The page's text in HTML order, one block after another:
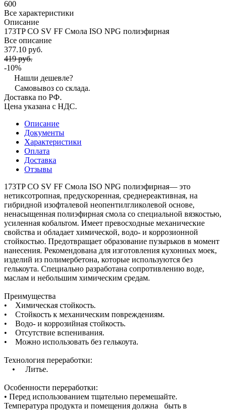
600
Все характеристики
Описание
173TP CO SV FF Смола ISO NPG полиэфирная
Все описание
377.10 руб.
419 руб.
-10%
Нашли дешевле?
Самовывоз со склада.
Доставка по РФ.
Цена указана с НДС.
Описание
Документы
Характеристики
Оплата
Доставка
Отзывы
173TP CO SV FF Смола ISO NPG полиэфирная— это
нетиксотропная, предускоренная, среднереактивная, на
гибридной изофталевой неопентилгликолевой основе,
ненасыщенная полиэфирная смола со специальной вязкостью,
усиленная кобальтом. Имеет превосходные механические
свойства и обладает химической, водо- и коррозионной
стойкостью. Предотвращает образование пузырьков в момент
нанесения. Рекомендована для изготовления кухонных моек,
изделий из полимербетона, которые используются без
гелькоута. Специально разработана сопротивлению воде,
маслам и небольшим химическим средам.
Преимущества
• Химическая стойкость.
• Стойкость к механическим повреждениям.
• Водо- и коррозийная стойкость.
• Отсутствие вспенивания.
• Можно использовать без гелькоута.
Технология переработки:
• Литье.
Особенности переработки:
• Перед использованием тщательно перемешайте.
Температура продукта и помещения должна быть в